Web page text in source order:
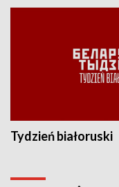
Tydzień białoruski